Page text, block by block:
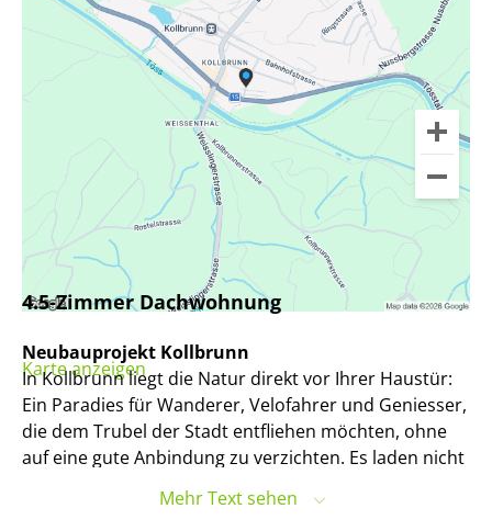
Karte anzeigen
4.5-Zimmer Dachwohnung
Neubauprojekt Kollbrunn
In Kollbrunn liegt die Natur direkt vor Ihrer Haustür:
Ein Paradies für Wanderer, Velofahrer und Geniesser,
die dem Trubel der Stadt entfliehen möchten, ohne
auf eine gute Anbindung zu verzichten. Es laden nicht
ausgedehnten Spaziergängen ein, sondern auch
Mehr Text sehen